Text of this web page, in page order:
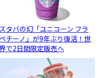
スタバの幻「ユニコーン フラ
ペチーノ」が9年ぶり復活！世
で2日間限定販売へ